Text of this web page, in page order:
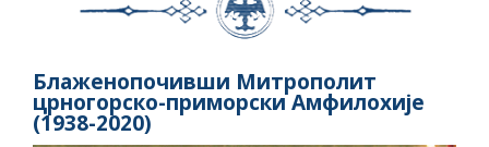
Блаженопочивши Митрополит
црногорско-приморски Амфилохије
(1938-2020)